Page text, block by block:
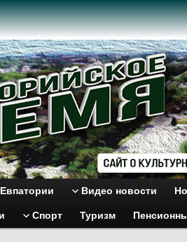
Видео новости
Спорт Туризм